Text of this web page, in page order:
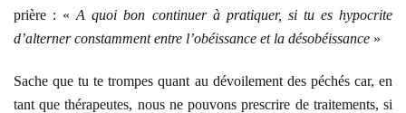
prière : «A quoi bon continuer à pratiquer, si tu es hypocrite
d’alterner constamment entre l’obéissance et la désobéissance »
Sache que tu te trompes quant au dévoilement des péchés car, en
tant que thérapeutes, nous ne pouvons prescrire de traitements, si